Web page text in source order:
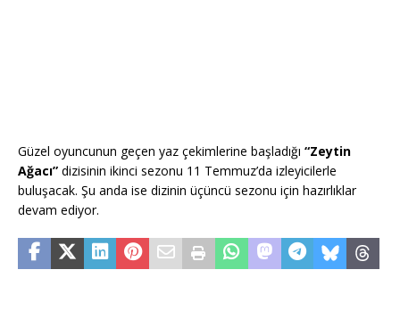
Güzel oyuncunun geçen yaz çekimlerine başladığı “Zeytin
Ağacı” dizisinin ikinci sezonu 11 Temmuz’da izleyicilerle
buluşacak. Şu anda ise dizinin üçüncü sezonu için hazırlıklar
devam ediyor.